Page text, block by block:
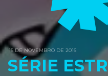
15 DE NOVEMBRO DE 2016
SÉRIE